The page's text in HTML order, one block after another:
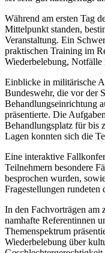
Während am ersten Tag
Mittelpunkt standen,
Veranstaltung. Ein
praktischen Training im
Wiederbelebung,
Einblicke in militärische
Bundeswehr, die vor der
Behandlungseinrichtung
präsentierte. Die
Behandlungsplatz für bis
Lagen konnten sich die
Eine interaktive
Teilnehmern besondere
besprochen wurden,
Fragestellungen rundeten
In den Fachvorträgen am
namhafte Referentinnen
Themenspektrum
Wiederbelebung über